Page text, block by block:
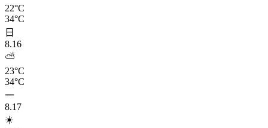
22°C
34°C
日
8.16
⛅
23°C
34°C
一
8.17
☀️